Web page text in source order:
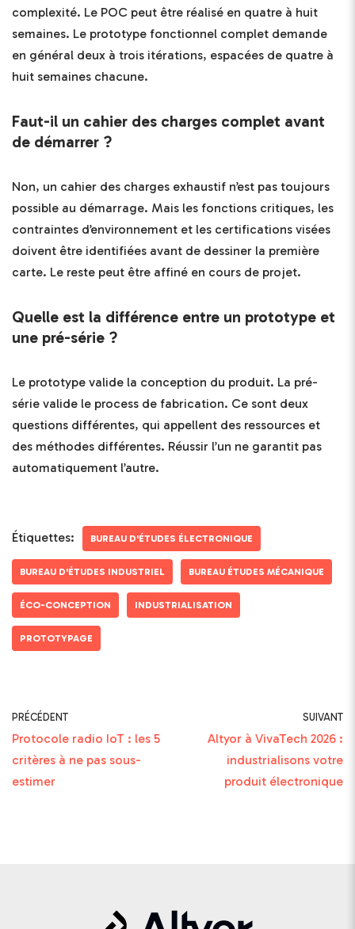
complexité. Le POC peut être réalisé en quatre à huit
semaines. Le prototype fonctionnel complet demande
en général deux à trois itérations, espacées de quatre à
huit semaines chacune.
Faut-il un cahier des charges complet avant
de démarrer ?
Non, un cahier des charges exhaustif n’est pas toujours
possible au démarrage. Mais les fonctions critiques, les
contraintes d’environnement et les certifications visées
doivent être identifiées avant de dessiner la première
carte. Le reste peut être affiné en cours de projet.
Quelle est la différence entre un prototype et
une pré-série ?
Le prototype valide la conception du produit. La pré-
série valide le process de fabrication. Ce sont deux
questions différentes, qui appellent des ressources et
des méthodes différentes. Réussir l’un ne garantit pas
automatiquement l’autre.
Étiquettes: BUREAU D'ÉTUDES ÉLECTRONIQUE
BUREAU D'ÉTUDES INDUSTRIEL BUREAU ÉTUDES MÉCANIQUE
ÉCO-CONCEPTION INDUSTRIALISATION
PROTOTYPAGE
PRÉCÉDENT
Protocole radio IoT : les 5
critères à ne pas sous-
estimer
SUIVANT
Altyor à VivaTech 2026 :
industrialisons votre
produit électronique